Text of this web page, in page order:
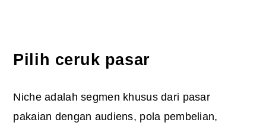
Pilih ceruk pasar
Niche adalah segmen khusus dari pasar
pakaian dengan audiens, pola pembelian,